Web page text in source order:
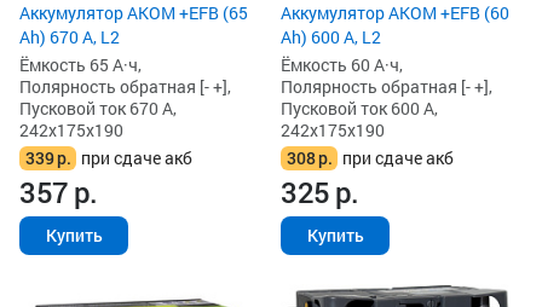
Аккумулятор AKOM +EFB (65
Ah) 670 А, L2
Ёмкость 65 А·ч,
Полярность обратная [- +],
Пусковой ток 670 А,
242x175x190
339р. при сдаче акб
357р.
Купить
Аккумулятор AKOM +EFB (60
Ah) 600 А, L2
Ёмкость 60 А·ч,
Полярность обратная [- +],
Пусковой ток 600 А,
242x175x190
308р. при сдаче акб
325р.
Купить